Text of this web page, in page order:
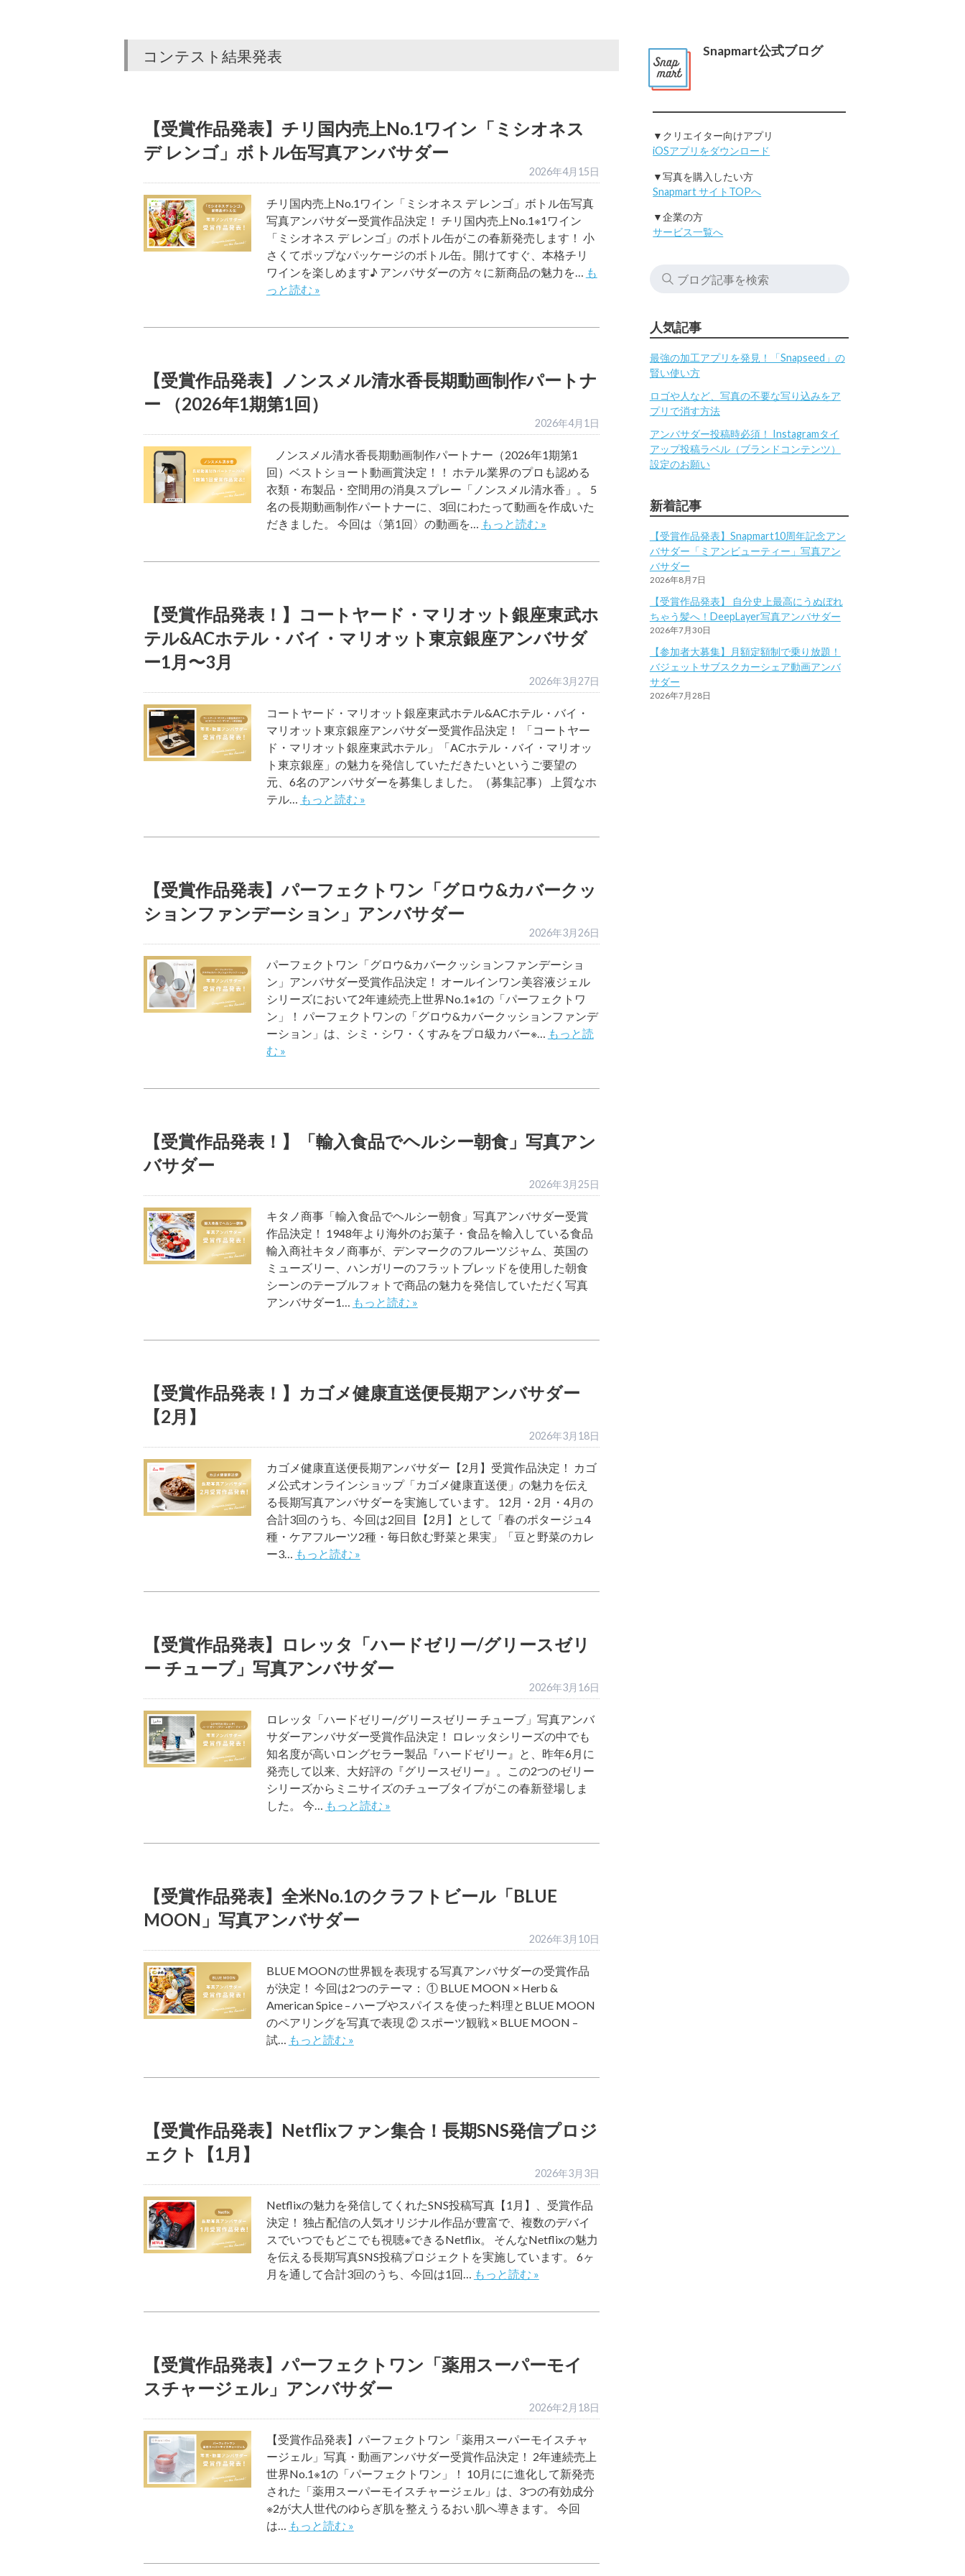
コンテスト結果発表
【受賞作品発表】チリ国内売上No.1ワイン「ミシオネス
デ レンゴ」ボトル缶写真アンバサダー
2026年4月15日
チリ国内売上No.1ワイン「ミシオネス デ レンゴ」ボトル缶写真
写真アンバサダー受賞作品決定！ チリ国内売上No.1※1ワイン
「ミシオネス デ レンゴ」のボトル缶がこの春新発売します！ 小
さくてポップなパッケージのボトル缶。開けてすぐ、本格チリ
ワインを楽しめます♪ アンバサダーの方々に新商品の魅力を… も
っと読む »
【受賞作品発表】ノンスメル清水香長期動画制作パートナ
ー （2026年1期第1回）
2026年4月1日
ノンスメル清水香長期動画制作パートナー（2026年1期第1
回）ベストショート動画賞決定！！ ホテル業界のプロも認める
衣類・布製品・空間用の消臭スプレー「ノンスメル清水香」。 5
名の長期動画制作パートナーに、3回にわたって動画を作成いた
だきました。 今回は〈第1回〉の動画を… もっと読む »
【受賞作品発表！】コートヤード・マリオット銀座東武ホ
テル&ACホテル・バイ・マリオット東京銀座アンバサダ
ー1月〜3月
2026年3月27日
コートヤード・マリオット銀座東武ホテル&ACホテル・バイ・
マリオット東京銀座アンバサダー受賞作品決定！ 「コートヤー
ド・マリオット銀座東武ホテル」「ACホテル・バイ・マリオッ
ト東京銀座」の魅力を発信していただきたいというご要望の
元、6名のアンバサダーを募集しました。（募集記事） 上質なホ
テル… もっと読む »
【受賞作品発表】パーフェクトワン「グロウ&カバークッ
ションファンデーション」アンバサダー
2026年3月26日
パーフェクトワン「グロウ&カバークッションファンデーショ
ン」アンバサダー受賞作品決定！ オールインワン美容液ジェル
シリーズにおいて2年連続売上世界No.1※1の「パーフェクトワ
ン」！ パーフェクトワンの「グロウ&カバークッションファンデ
ーション」は、シミ・シワ・くすみをプロ級カバー※… もっと読
む »
【受賞作品発表！】「輸入食品でヘルシー朝食」写真アン
バサダー
2026年3月25日
キタノ商事「輸入食品でヘルシー朝食」写真アンバサダー受賞
作品決定！ 1948年より海外のお菓子・食品を輸入している食品
輸入商社キタノ商事が、デンマークのフルーツジャム、英国の
ミューズリー、ハンガリーのフラットブレッドを使用した朝食
シーンのテーブルフォトで商品の魅力を発信していただく写真
アンバサダー1… もっと読む »
【受賞作品発表！】カゴメ健康直送便長期アンバサダー
【2月】
2026年3月18日
カゴメ健康直送便長期アンバサダー【2月】受賞作品決定！ カゴ
メ公式オンラインショップ「カゴメ健康直送便」の魅力を伝え
る長期写真アンバサダーを実施しています。 12月・2月・4月の
合計3回のうち、今回は2回目【2月】として「春のポタージュ4
種・ケアフルーツ2種・毎日飲む野菜と果実」「豆と野菜のカレ
ー3… もっと読む »
【受賞作品発表】ロレッタ「ハードゼリー/グリースゼリ
ー チューブ」写真アンバサダー
2026年3月16日
ロレッタ「ハードゼリー/グリースゼリー チューブ」写真アンバ
サダーアンバサダー受賞作品決定！ ロレッタシリーズの中でも
知名度が高いロングセラー製品『ハードゼリー』と、昨年6月に
発売して以来、大好評の『グリースゼリー』。この2つのゼリー
シリーズからミニサイズのチューブタイプがこの春新登場しま
した。 今… もっと読む »
【受賞作品発表】全米No.1のクラフトビール「BLUE
MOON」写真アンバサダー
2026年3月10日
BLUE MOONの世界観を表現する写真アンバサダーの受賞作品
が決定！ 今回は2つのテーマ： ① BLUE MOON × Herb &
American Spice – ハーブやスパイスを使った料理とBLUE MOON
のペアリングを写真で表現 ② スポーツ観戦 × BLUE MOON –
試… もっと読む »
【受賞作品発表】Netflixファン集合！長期SNS発信プロジ
ェクト【1月】
2026年3月3日
Netflixの魅力を発信してくれたSNS投稿写真【1月】、受賞作品
決定！ 独占配信の人気オリジナル作品が豊富で、複数のデバイ
スでいつでもどこでも視聴※できるNetflix。 そんなNetflixの魅力
を伝える長期写真SNS投稿プロジェクトを実施しています。 6ヶ
月を通して合計3回のうち、今回は1回… もっと読む »
【受賞作品発表】パーフェクトワン「薬用スーパーモイ
スチャージェル」アンバサダー
2026年2月18日
【受賞作品発表】パーフェクトワン「薬用スーパーモイスチャ
ージェル」写真・動画アンバサダー受賞作品決定！ 2年連続売上
世界No.1※1の「パーフェクトワン」！ 10月にに進化して新発売
された「薬用スーパーモイスチャージェル」は、3つの有効成分
※2が大人世代のゆらぎ肌を整えうるおい肌へ導きます。 今回
は… もっと読む »
Snapmart公式ブログ
▼クリエイター向けアプリ
iOSアプリをダウンロード
▼写真を購入したい方
Snapmart サイトTOPへ
▼企業の方
サービス一覧へ
人気記事
最強の加工アプリを発見！「Snapseed」の
賢い使い方
ロゴや人など、写真の不要な写り込みをア
プリで消す方法
アンバサダー投稿時必須！ Instagramタイ
アップ投稿ラベル（ブランドコンテンツ）
設定のお願い
新着記事
【受賞作品発表】Snapmart10周年記念アン
バサダー「ミアンビューティー」写真アン
バサダー
2026年8月7日
【受賞作品発表】 自分史上最高にうぬぼれ
ちゃう髪へ！DeepLayer写真アンバサダー
2026年7月30日
【参加者大募集】月額定額制で乗り放題！
バジェットサブスクカーシェア動画アンバ
サダー
2026年7月28日